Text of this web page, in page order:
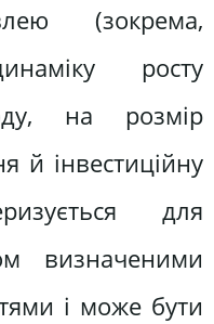
(зокрема,
росту
на розмір
й інвестиційну
для
визначеними
і може бути